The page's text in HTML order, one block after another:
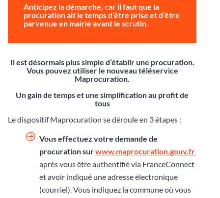
Anticipez la démarche , car il faut que la
procuration ait le temps d’être prise et d’être
parvenue en mairie avant le scrutin.
Il est désormais plus simple d’établir une procuration.
Vous pouvez utiliser le nouveau téléservice
Maprocuration.
Un gain de temps et une simplification au profit de
tous
Le dispositif Maprocuration se déroule en 3 étapes :
Vous effectuez votre demande de
procuration surwww.maprocuration.gouv.fr
après vous être authentifié via FranceConnect
et avoir indiqué une adresse électronique
(courriel). Vous indiquez la commune où vous